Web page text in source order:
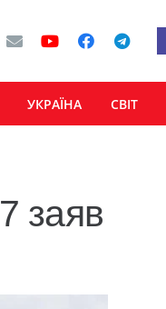
УКРАЇНА СВІТ
заяв